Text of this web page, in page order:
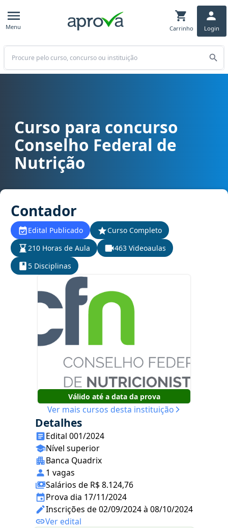
Menu Carrinho Login
Buscar
Curso para concurso CFN - Conselho Federal de Nutrição cargo
Curso para concurso
Conselho Federal de
Nutrição
Contador
Edital Publicado
Curso Completo
210 Horas de Aula
463 Videoaulas
5 Disciplinas
Válido até a data da prova
Ver mais cursos desta instituição
Detalhes
Edital 001/2024
Nível superior
Banca Quadrix
1 vagas
Salários de R$ 8.124,76
Prova dia 17/11/2024
Inscrições de 02/09/2024 à 08/10/2024
Ver edital